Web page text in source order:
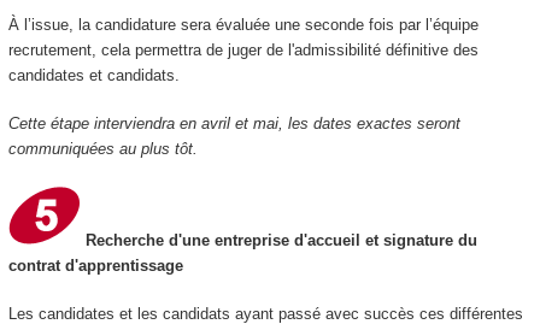
À l’issue, la candidature sera évaluée une seconde fois par l’équipe
recrutement, cela permettra de juger de l'admissibilité définitive des
candidates et candidats.
Cette étape interviendra en avril et mai, les dates exactes seront
communiquées au plus tôt.
Recherche d'une entreprise d'accueil et signature du
contrat d'apprentissage
Les candidates et les candidats ayant passé avec succès ces différentes